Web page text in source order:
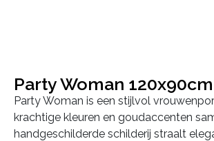
Party Woman 120x90cm
Party Woman is een stijlvol
krachtige kleuren en goudaccenten
handgeschilderde schilderij straalt